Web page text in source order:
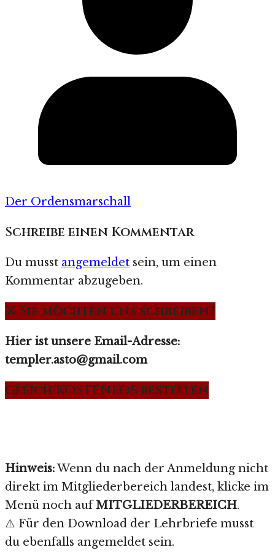
Der Ordensmarschall
Schreibe einen Kommentar
Du musst angemeldet sein, um einen
Kommentar abzugeben.
⚔️ Sie möchten uns schreiben?
Hier ist unsere Email-Adresse:
templer.asto@gmail.com
Gleich KOSTENLOS bestellen
Hinweis:Wenn du nach der Anmeldung nicht
direkt im Mitgliederbereich landest, klicke im
Menü noch aufMITGLIEDERBEREICH.
⚠️ Für den Download der Lehrbriefe musst
du ebenfalls angemeldet sein.